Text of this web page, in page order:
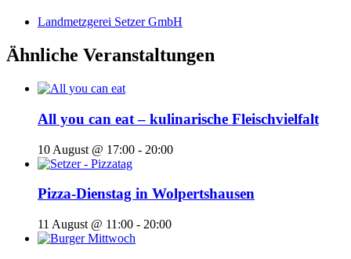
Landmetzgerei Setzer GmbH
Ähnliche Veranstaltungen
All you can eat – kulinarische Fleischvielfalt
10 August @ 17:00 - 20:00
Pizza-Dienstag in Wolpertshausen
11 August @ 11:00 - 20:00